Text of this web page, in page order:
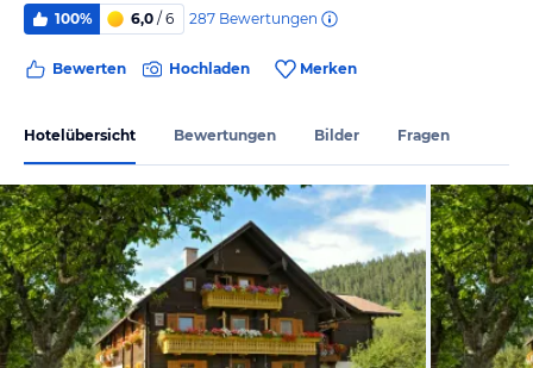
100% 6,0 / 6 287 Bewertungen
Bewerten Hochladen Merken
Hotelübersicht Bewertungen Bilder Fragen